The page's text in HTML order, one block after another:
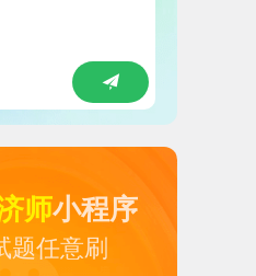
师小程序
题任意刷